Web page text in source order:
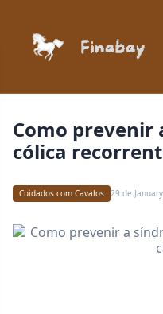
Cuidados com Cavalos 29 de
Como prevenir a síndrome de
cólica